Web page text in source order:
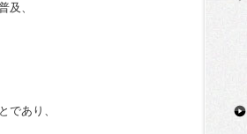
及、
であり、